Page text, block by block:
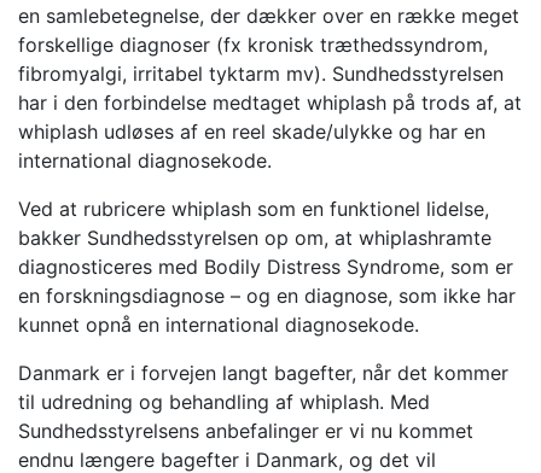
en samlebetegnelse, der dækker over en række meget
forskellige diagnoser (fx kronisk træthedssyndrom,
fibromyalgi, irritabel tyktarm mv). Sundhedsstyrelsen
har i den forbindelse medtaget whiplash på trods af, at
whiplash udløses af en reel skade/ulykke og har en
international diagnosekode.
Ved at rubricere whiplash som en funktionel lidelse,
bakker Sundhedsstyrelsen op om, at whiplashramte
diagnosticeres med Bodily Distress Syndrome, som er
en forskningsdiagnose – og en diagnose, som ikke har
kunnet opnå en international diagnosekode.
Danmark er i forvejen langt bagefter, når det kommer
til udredning og behandling af whiplash. Med
Sundhedsstyrelsens anbefalinger er vi nu kommet
endnu længere bagefter i Danmark, og det vil